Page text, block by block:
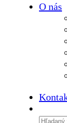
O nás